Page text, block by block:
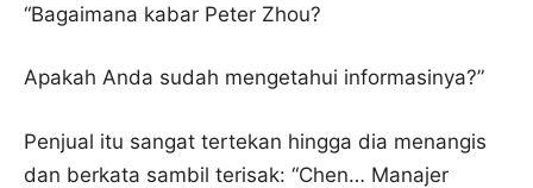
“Bagaimana kabar Peter Zhou?
Apakah Anda sudah mengetahui informasinya?”
Penjual itu sangat tertekan hingga dia menangis
dan berkata sambil terisak: “Chen… Manajer